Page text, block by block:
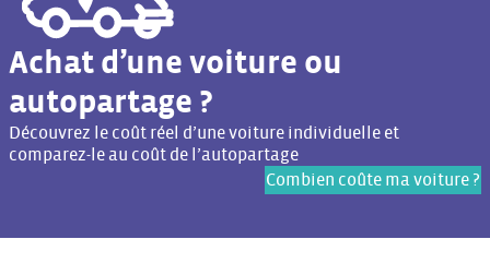
Achat d’une voiture ou
autopartage ?
Découvrez le coût réel d’une voiture individuelle et
comparez-le au coût de l’autopartage
Combien coûte ma voiture ?